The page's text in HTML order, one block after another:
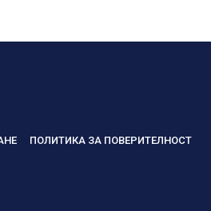
ПОЛИТИКА ЗА ПОВЕРИТЕЛНОСТ